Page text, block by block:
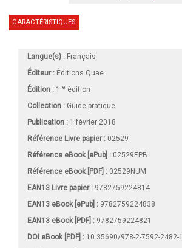
CARACTÉRISTIQUES
Langue(s) : Français
Éditeur : Éditions Quae
Édition : 1 re édition
Collection : Guide pratique
Publication : 1 février 2018
Référence Livre papier : 02529
Référence eBook [ePub] : 02529EPB
Référence eBook [PDF] : 02529NUM
EAN13 Livre papier : 9782759224814
EAN13 eBook [ePub] : 9782759224838
EAN13 eBook [PDF] : 9782759224821
DOI eBook [PDF] : 10.35690/978-2-7592-2482-1